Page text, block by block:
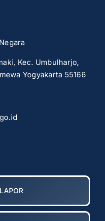
Kec. Umbulharjo,
Yogyakarta 55166